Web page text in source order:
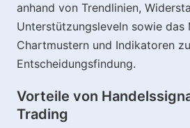
anhand von Trendlinien,
Unterstützungsleveln sowie das
Chartmustern und Indikatoren
Entscheidungsfindung.
Vorteile von
Trading